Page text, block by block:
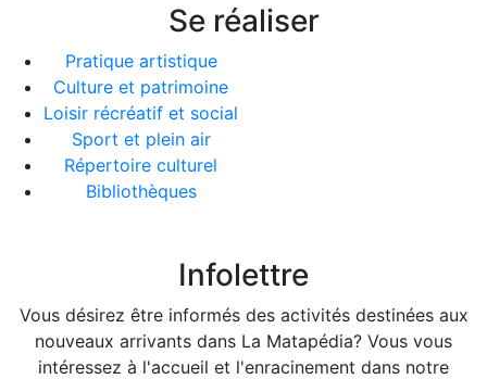
Se réaliser
Pratique artistique
Culture et patrimoine
Loisir récréatif et social
Sport et plein air
Répertoire culturel
Bibliothèques
Infolettre
Vous désirez être informés des activités destinées aux
nouveaux arrivants dans La Matapédia? Vous vous
intéressez à l'accueil et l'enracinement dans notre